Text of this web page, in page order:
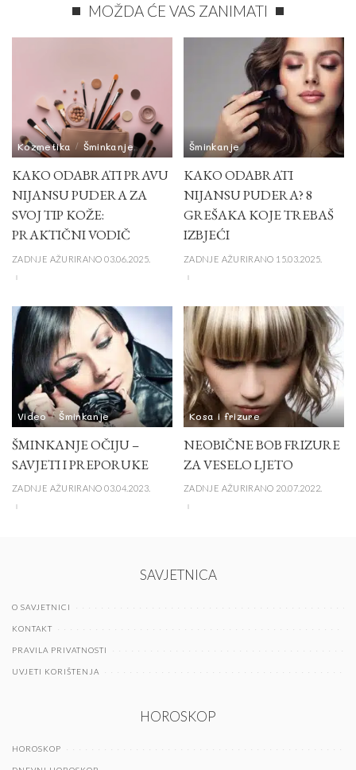
MOŽDA ĆE VAS ZANIMATI
Kozmetika Šminkanje
KAKO ODABRATI PRAVU
NIJANSU PUDERA ZA
SVOJ TIP KOŽE:
PRAKTIČNI VODIČ
ZADNJE AŽURIRANO 03.06.2025.
Šminkanje
KAKO ODABRATI
NIJANSU PUDERA? 8
GREŠAKA KOJE TREBAŠ
IZBJEĆI
ZADNJE AŽURIRANO 15.03.2025.
Video Šminkanje
ŠMINKANJE OČIJU –
SAVJETI I PREPORUKE
ZADNJE AŽURIRANO 03.04.2023.
Kosa i frizure
NEOBIČNE BOB FRIZURE
ZA VESELO LJETO
ZADNJE AŽURIRANO 20.07.2022.
SAVJETNICA
O SAVJETNICI
KONTAKT
PRAVILA PRIVATNOSTI
UVJETI KORIŠTENJA
HOROSKOP
HOROSKOP